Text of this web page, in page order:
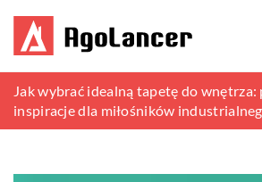
Naturalne sposoby na poprawę
ogrodzie
Jak wybrać idealną tapetę do wnętrza:
inspiracje dla miłośników
Tworzenie przytulnej atmosfery:
kuchennych przestrzeni